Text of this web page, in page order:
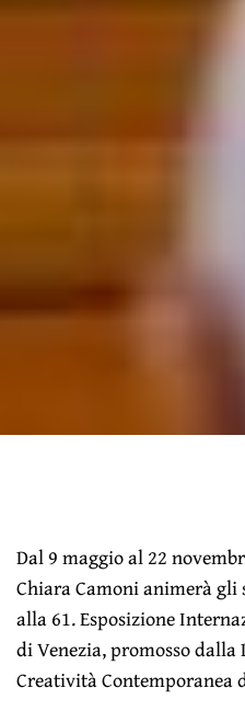
Dal 9 maggio al 22
Chiara Camoni animerà
alla 61. Esposizione
di Venezia, promosso dalla
Creatività